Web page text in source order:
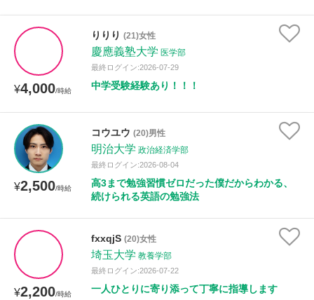
¥4,000/時給
りりり (21)女性
慶應義塾大学 医学部
最終ログイン:2026-07-29
中学受験経験あり！！！
¥2,500/時給
コウユウ (20)男性
明治大学 政治経済学部
最終ログイン:2026-08-04
高3まで勉強習慣ゼロだった僕だからわかる、
続けられる英語の勉強法
¥2,200/時給
fxxqjS (20)女性
埼玉大学 教養学部
最終ログイン:2026-07-22
一人ひとりに寄り添って丁寧に指導します